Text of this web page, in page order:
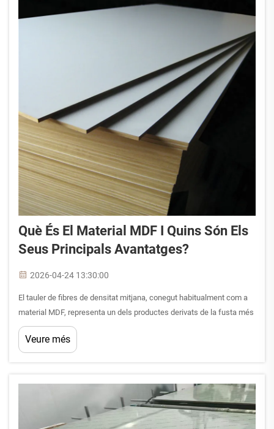
Què És El Material MDF I Quins Són Els
Seus Principals Avantatges?
2026-04-24 13:30:00
El tauler de fibres de densitat mitjana, conegut habitualment com a
material MDF, representa un dels productes derivats de la fusta més
versàtils i àmpliament utilitzats en la construcció moderna i la
fabricació de mobles. Aquest material compost ha revolucionat la
Veure més